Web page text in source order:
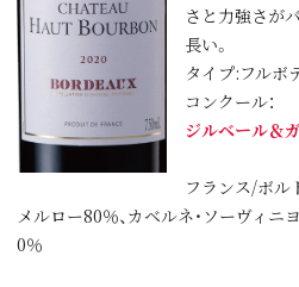
さと力強さが
長い。
タイプ:フルボ
コンクール：
ジルベール＆
フランス/ボル
メルロー80％、カベルネ・ソーヴィニ
0％